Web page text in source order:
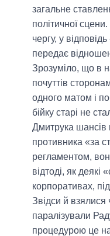
загальне
політичної
чергу, у
передає
Зрозуміло, що в
почуттів
одного матом і
бійку старі не
Дмитрука шансів
противника «за
регламентом,
відтоді, як деякі
корпоративах,
Звідси й взялися
паралізували
процедурою це